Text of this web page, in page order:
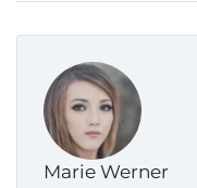
Marie Werner